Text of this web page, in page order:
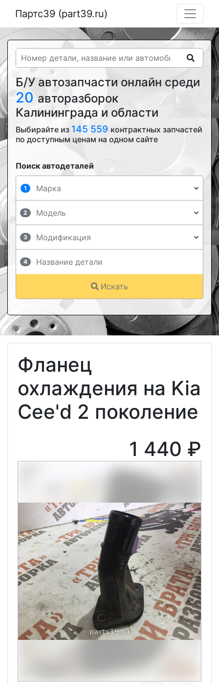
Партс39 (part39.ru)
Б/У автозапчасти онлайн среди
20 авторазборок
Калининграда и области
Выбирайте из 145 559 контрактных запчастей
по доступным ценам на одном сайте
Поиск автодеталей
1
2
3
4
Искать
Фланец
охлаждения на Kia
Cee'd 2 поколение
1 440 ₽